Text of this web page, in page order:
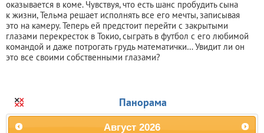
оказывается в коме. Чувствуя, что есть шанс пробудить сына
к жизни, Тельма решает исполнять все его мечты, записывая
это на камеру. Теперь ей предстоит перейти с закрытыми
глазами перекресток в Токио, сыграть в футбол с его любимой
командой и даже потрогать грудь математички… Увидит ли он
это все своими собственными глазами?
Панорама
Август 2026